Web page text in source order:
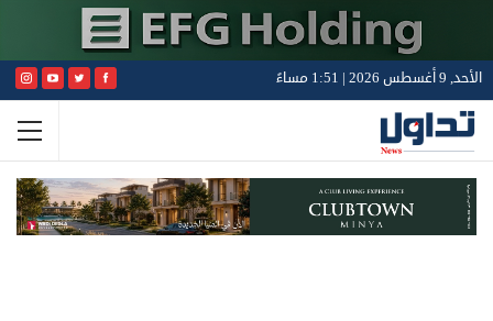
الأحد, 9 أغسطس 2026 | 1:51 مساءً